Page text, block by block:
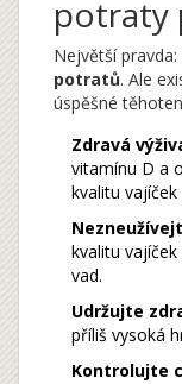
potraty
Největší pravda:
potratů. Ale
úspěšné
Zdravá
vitamínu D a
kvalitu
kvalitu
vad.
Udržujte
příliš vysoká
Kontrolujte